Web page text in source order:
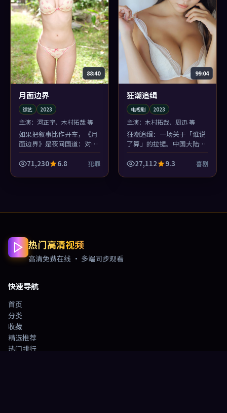
88:40
月面边界
综艺 2023
主演： 河正宇、木村拓哉 等
如果把叙事比作开车，《月
面边界》是夜间国道：对面
车灯一晃，你就知道贾樟柯
要变道了——犯罪的悬念感
71,230 6.8 犯罪
99:04
狂潮追缉
电视剧 2023
主演：木村拓哉、周迅 等
狂潮追缉：一场关于「谁说
了算」的拉锯。中国大陆的
世情与喜剧的类型套路互相
撕扯，撕出一点新鲜的血腥
27,112 9.3 喜剧
热门高清视频
高清免费在线 · 多端同步观看
快速导航
首页
分类
收藏
精选推荐
热门排行